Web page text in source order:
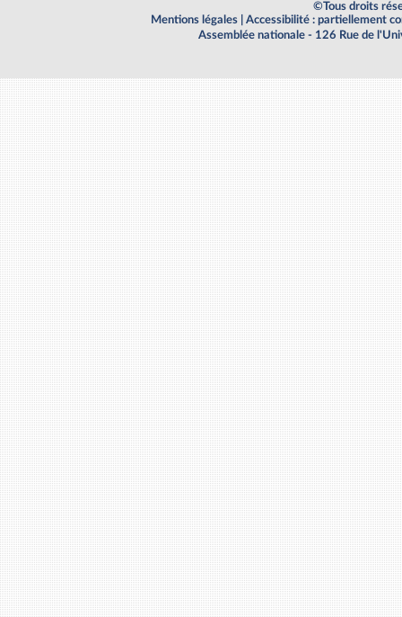
©Tous droits
Mentions légales
Accessibilité : partiellement
Assemblée nationale - 126 Rue de